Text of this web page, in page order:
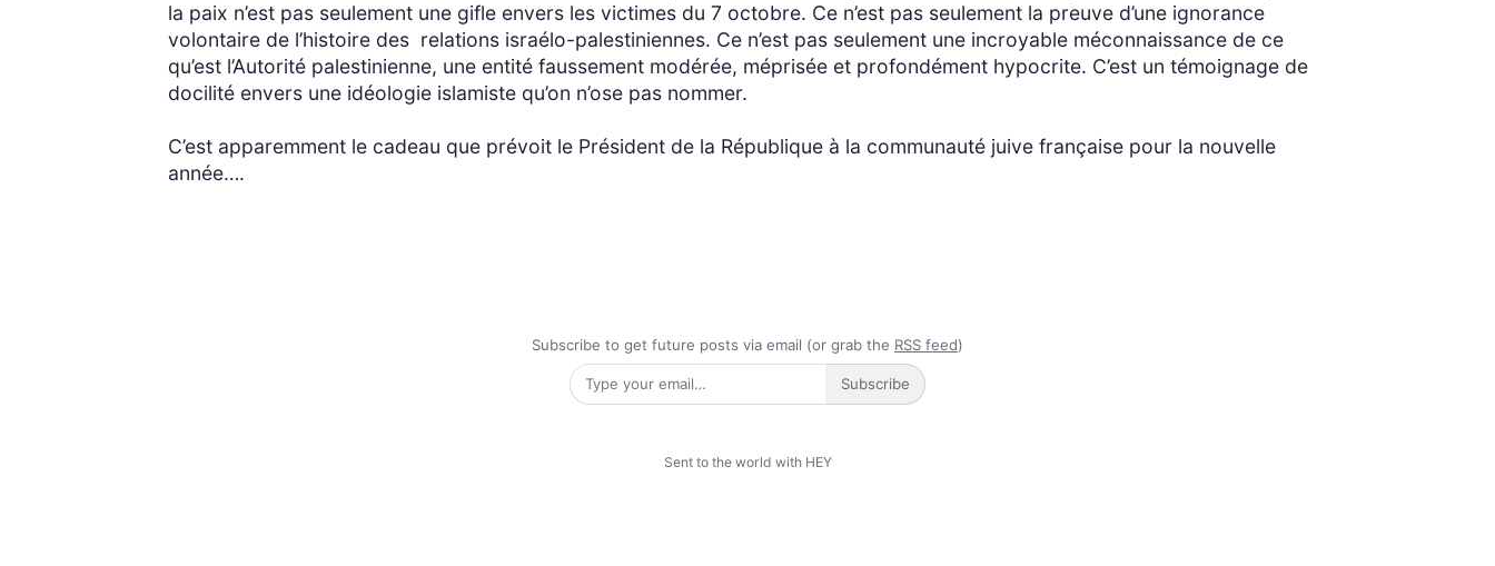
la paix n’est pas seulement une gifle envers les victimes du 7 octobre. Ce n’est pas seulement la preuve d’une ignorance
volontaire de l’histoire des relations israélo-palestiniennes. Ce n’est pas seulement une incroyable méconnaissance de ce
qu’est l’Autorité palestinienne, une entité faussement modérée, méprisée et profondément hypocrite. C’est un témoignage de
docilité envers une idéologie islamiste qu’on n’ose pas nommer.
C’est apparemment le cadeau que prévoit le Président de la République à la communauté juive française pour la nouvelle
année….
Subscribe to get future posts via email (or grab the RSS feed)
Subscribe
Sent to the world with HEY